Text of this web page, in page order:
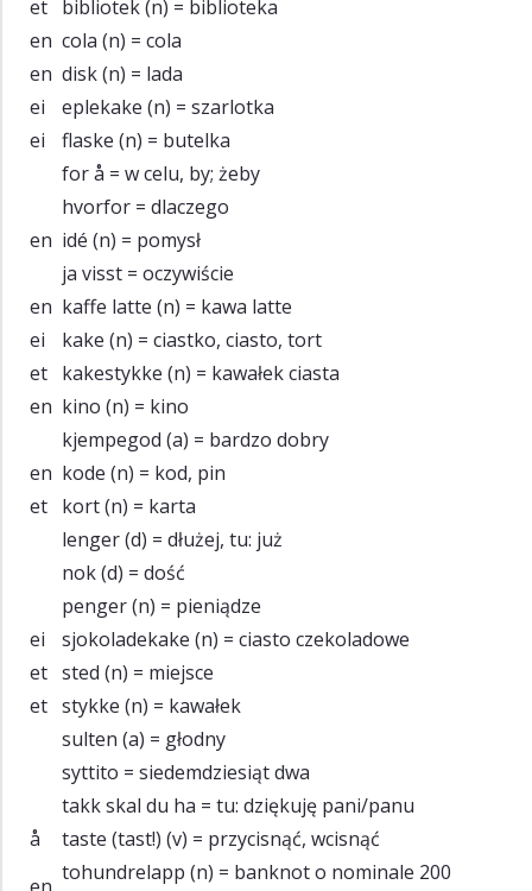
et bibliotek(n) = biblioteka
en cola (n) = cola
en disk(n) = lada
ei
eplekake (n) = szarlotka
ei
flaske (n) = butelka
for å = w celu, by; żeby
hvorfor = dlaczego
en idé (n) = pomysł
ja visst = oczywiście
en kaffe latte (n) = kawa latte
ei
kake (n) = ciastko, ciasto, tort
et kakestykke (n) = kawałek ciasta
en kino (n) = kino
kjempegod (a) = bardzo dobry
en kode (n) = kod, pin
et kort(n) = karta
lenger(d) = dłużej, tu: już
nok(d) = dość
penger(n) = pieniądze
ei
sjokoladekake (n) = ciasto czekoladowe
et sted (n) = miejsce
et stykke (n) = kawałek
sulten (a) = głodny
syttito = siedemdziesiąt dwa
takk skal du ha = tu: dziękuję pani/panu
å
taste (tast!) (v) = przycisnąć, wcisnąć
tohundrelapp (n) = banknot o nominale 200